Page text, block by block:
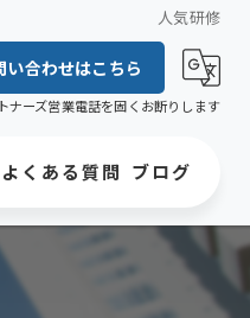
人気研修
い合わせはこちら
ナーズ営業電話を固くお断りします
よくある質問 ブログ